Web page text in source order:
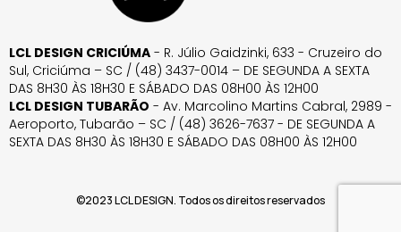
LCL DESIGN CRICIÚMA - R. Júlio Gaidzinki, 633 - Cruzeiro do
Sul, Criciúma – SC / (48) 3437-0014 – DE SEGUNDA A SEXTA
DAS 8H30 ÀS 18H30 E SÁBADO DAS 08H00 ÀS 12H00
LCL DESIGN TUBARÃO - Av. Marcolino Martins Cabral, 2989 -
Aeroporto, Tubarão – SC / (48) 3626-7637 - DE SEGUNDA A
SEXTA DAS 8H30 ÀS 18H30 E SÁBADO DAS 08H00 ÀS 12H00
©2023 LCL DESIGN. Todos os direitos reservados